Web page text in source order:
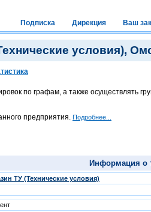
Подписка Дирекция Ваш
условия),
по графам, а также осуществлять
предприятия. Подробнее...
Информация о
ТУ (Технические условия)